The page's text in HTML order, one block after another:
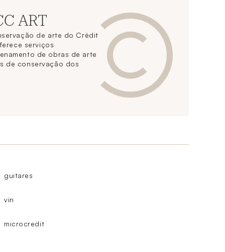
ART
de arte do Crédit
serviços
de obras de arte
de conservação dos
guitares
vin
microcredit